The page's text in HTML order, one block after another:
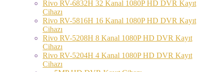
Rivo RV-6832H 32 Kanal 1080P HD DVR Kayıt
Cihazı
Rivo RV-5816H 16 Kanal 1080P HD DVR Kayıt
Cihazı
Rivo RV-5208H 8 Kanal 1080P HD DVR Kayıt
Cihazı
Rivo RV-5204H 4 Kanal 1080P HD DVR Kayıt
Cihazı